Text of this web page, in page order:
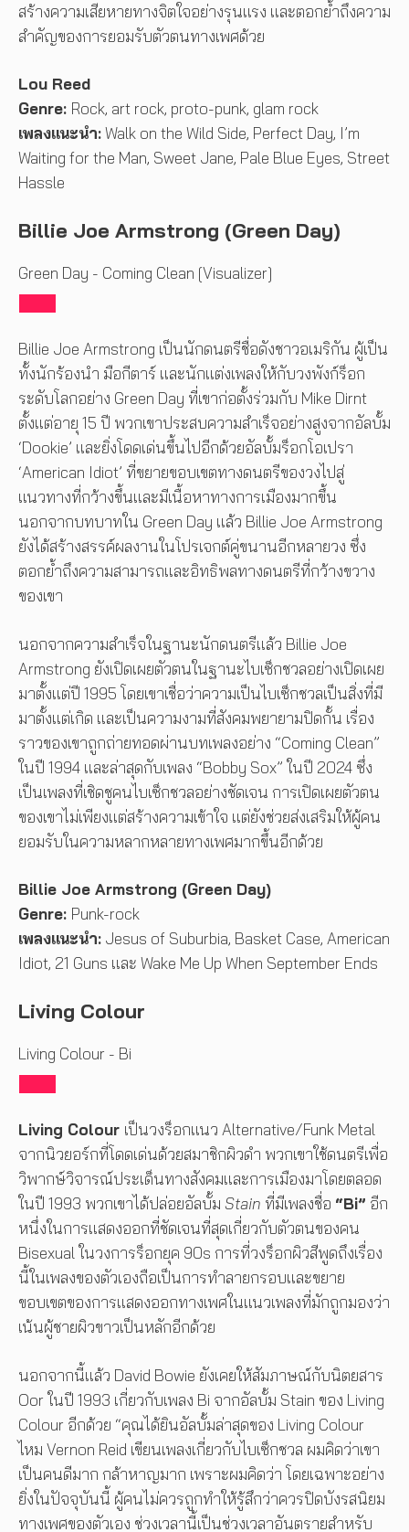
สร้างความเสียหายทางจิตใจอย่างรุนแรง และตอกย้ำถึงความ
สำคัญของการยอมรับตัวตนทางเพศด้วย
Lou Reed
Genre: Rock, art rock, proto-punk, glam rock
เพลงแนะนำ:Walk on the Wild Side, Perfect Day, I’m
Waiting for the Man, Sweet Jane, Pale Blue Eyes, Street
Hassle
Billie Joe Armstrong (Green Day)
Green Day - Coming Clean [Visualizer]
Billie Joe Armstrong เป็นนักดนตรีชื่อดังชาวอเมริกัน ผู้เป็น
ทั้งนักร้องนำ มือกีตาร์ และนักแต่งเพลงให้กับวงพังก์ร็อก
ระดับโลกอย่าง Green Day ที่เขาก่อตั้งร่วมกับ Mike Dirnt
ตั้งแต่อายุ 15 ปี พวกเขาประสบความสำเร็จอย่างสูงจากอัลบั้ม
‘Dookie’ และยิ่งโดดเด่นขึ้นไปอีกด้วยอัลบั้มร็อกโอเปรา
‘American Idiot’ ที่ขยายขอบเขตทางดนตรีของวงไปสู่
แนวทางที่กว้างขึ้นและมีเนื้อหาทางการเมืองมากขึ้น
นอกจากบทบาทใน Green Day แล้ว Billie Joe Armstrong
ยังได้สร้างสรรค์ผลงานในโปรเจกต์คู่ขนานอีกหลายวง ซึ่ง
ตอกย้ำถึงความสามารถและอิทธิพลทางดนตรีที่กว้างขวาง
ของเขา
นอกจากความสำเร็จในฐานะนักดนตรีแล้ว Billie Joe
Armstrong ยังเปิดเผยตัวตนในฐานะไบเซ็กชวลอย่างเปิดเผย
มาตั้งแต่ปี 1995 โดยเขาเชื่อว่าความเป็นไบเซ็กชวลเป็นสิ่งที่มี
มาตั้งแต่เกิด และเป็นความงามที่สังคมพยายามปิดกั้น เรื่อง
ราวของเขาถูกถ่ายทอดผ่านบทเพลงอย่าง “Coming Clean”
ในปี 1994 และล่าสุดกับเพลง “Bobby Sox” ในปี 2024 ซึ่ง
เป็นเพลงที่เชิดชูคนไบเซ็กชวลอย่างชัดเจน การเปิดเผยตัวตน
ของเขาไม่เพียงแต่สร้างความเข้าใจ แต่ยังช่วยส่งเสริมให้ผู้คน
ยอมรับในความหลากหลายทางเพศมากขึ้นอีกด้วย
Billie Joe Armstrong (Green Day)
Genre: Punk-rock
เพลงแนะนำ: Jesus of Suburbia, Basket Case, American
Idiot, 21 Guns และ Wake Me Up When September Ends
Living Colour
Living Colour - Bi
Living Colour เป็นวงร็อกแนว Alternative/Funk Metal
จากนิวยอร์กที่โดดเด่นด้วยสมาชิกผิวดำ พวกเขาใช้ดนตรีเพื่อ
วิพากษ์วิจารณ์ประเด็นทางสังคมและการเมืองมาโดยตลอด
ในปี 1993 พวกเขาได้ปล่อยอัลบั้ม Stain ที่มีเพลงชื่อ “Bi” อีก
หนึ่งในการแสดงออกที่ชัดเจนที่สุดเกี่ยวกับตัวตนของคน
Bisexual ในวงการร็อกยุค 90s การที่วงร็อกผิวสีพูดถึงเรื่อง
นี้ในเพลงของตัวเองถือเป็นการทำลายกรอบและขยาย
ขอบเขตของการแสดงออกทางเพศในแนวเพลงที่มักถูกมองว่า
เน้นผู้ชายผิวขาวเป็นหลักอีกด้วย
นอกจากนี้แล้ว David Bowie ยังเคยให้สัมภาษณ์กับนิตยสาร
Oor ในปี 1993 เกี่ยวกับเพลง Bi จากอัลบั้ม Stain ของ Living
Colour อีกด้วย “คุณได้ยินอัลบั้มล่าสุดของ Living Colour
ไหม Vernon Reid เขียนเพลงเกี่ยวกับไบเซ็กชวล ผมคิดว่าเขา
เป็นคนดีมาก กล้าหาญมาก เพราะผมคิดว่า โดยเฉพาะอย่าง
ยิ่งในปัจจุบันนี้ ผู้คนไม่ควรถูกทำให้รู้สึกว่าควรปิดบังรสนิยม
ทางเพศของตัวเอง ช่วงเวลานี้เป็นช่วงเวลาอันตรายสำหรับ